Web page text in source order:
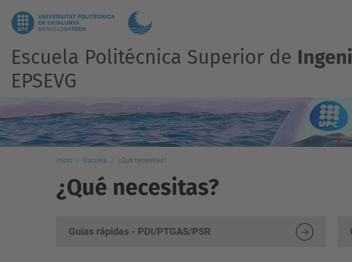
Escuela Politécnica Superior de
EPSEVG
Inicio Escuela ¿Qué necesitas?
¿Qué necesitas?
Guías rápidas - PDI/PTGAS/PSR